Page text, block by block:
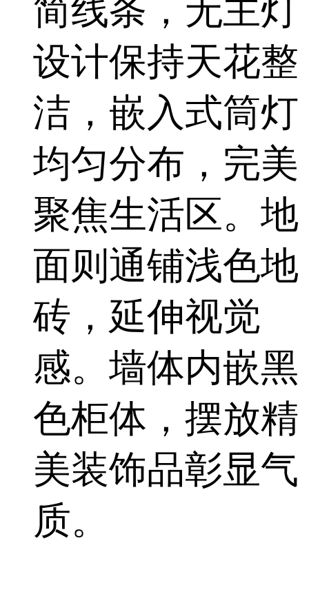
简线条，无主灯
设计保持天花整
洁，嵌入式筒灯
均匀分布，完美
聚焦生活区。地
面则通铺浅色地
砖，延伸视觉
感。墙体内嵌黑
色柜体，摆放精
美装饰品彰显气
质。